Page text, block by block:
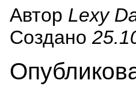
Автор Lexy
Создано